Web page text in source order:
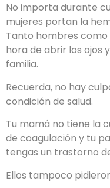
No importa durante
mujeres portan la
Tanto hombres como
hora de abrir los ojos
familia.
Recuerda, no hay
condición de salud.
Tu mamá no tiene la
de coagulación y tu
tengas un trastorno
Ellos tampoco